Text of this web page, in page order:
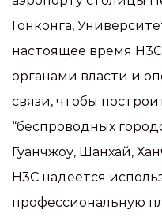
Гонконга,
настоящее время
органами власти и
связи, чтобы
“беспроводных
Гуанчжоу, Шанхай,
H3C надеется
профессиональную